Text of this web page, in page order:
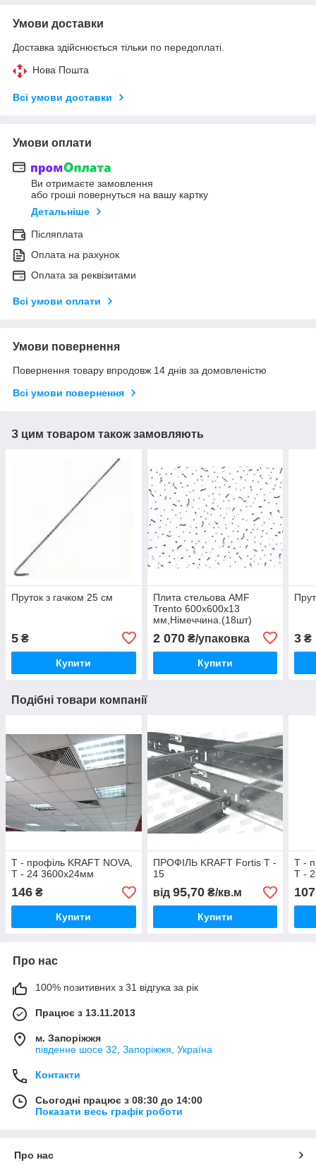
Умови доставки
Доставка здійснюється тільки по передоплаті.
Нова Пошта
Всі умови доставки
Умови оплати
Ви отримаєте замовлення
або гроші повернуться на вашу картку
Детальніше
Післяплата
Оплата на рахунок
Оплата за реквізитами
Всі умови оплати
Умови повернення
Повернення товару впродовж 14 днів за домовленістю
Всі умови повернення
З цим товаром також замовляють
Пруток з гачком 25 см
5 ₴
Купити
Плита стельова AMF
Trento 600х600х13
мм,Німеччина.(18шт)
2 070₴/упаковка
Купити
3 ₴
Подібні товари компанії
T - профіль KRAFT NOVA,
Т - 24 3600х24мм
146 ₴
Купити
ПРОФІЛЬ KRAFT Fortis Т -
15
від 95,70₴/кв.м
Купити
T -
Т -
107
Про нас
100% позитивних з 31 відгука за рік
Працює з 13.11.2013
м. Запоріжжя
південне шосе 32, Запоріжжя, Україна
Контакти
Сьогодні працює з 08:30 до 14:00
Показати весь графік роботи
Про нас